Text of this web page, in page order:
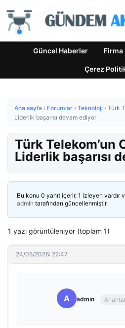
Güncel Haberler Firma
Çerez
Ana sayfa › Forumlar › Teknoloji › Türk
Liderlik başarısı devam ediyor
Türk Telekom’un
Liderlik başarısı
Bu konu 0 yanıt içerir, 1 izleyen vardır
admin tarafından güncellenmiştir.
1 yazı görüntüleniyor (toplam 1)
24/05/2026: 22:47
A admin